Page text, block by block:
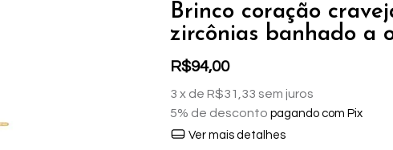
Brinco coração
zircônias banhado a
R$94,00
3 x de R$31,33 sem juros
5% de desconto pagando com Pix
Ver mais detalhes